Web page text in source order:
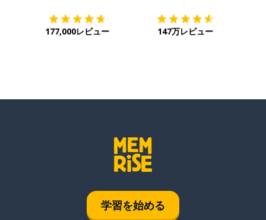
177,000レビュー 147万レビュー
学習を始める